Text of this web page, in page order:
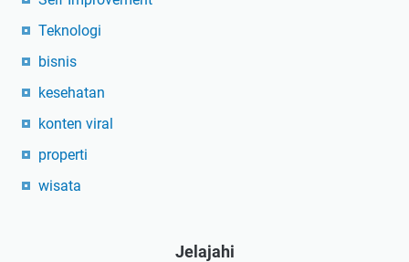
Teknologi
bisnis
kesehatan
konten viral
properti
wisata
Jelajahi